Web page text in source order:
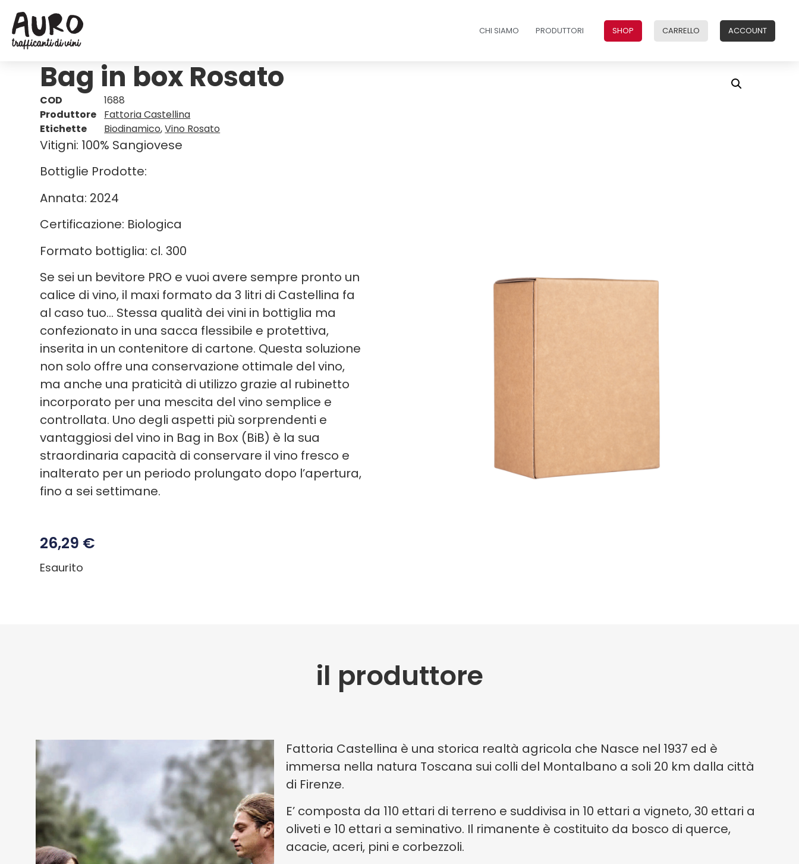
CHI SIAMO PRODUTTORI SHOP CARRELLO ACCOUNT
Bag in box Rosato
COD
1688
Produttore
Fattoria Castellina
Etichette
Biodinamico,Vino Rosato
Vitigni: 100% Sangiovese
Bottiglie Prodotte:
Annata: 2024
Certificazione: Biologica
Formato bottiglia: cl. 300
Se sei un bevitore PRO e vuoi avere sempre pronto un
calice di vino, il maxi formato da 3 litri di Castellina fa
al caso tuo… Stessa qualità dei vini in bottiglia ma
confezionato in una sacca flessibile e protettiva,
inserita in un contenitore di cartone. Questa soluzione
non solo offre una conservazione ottimale del vino,
ma anche una praticità di utilizzo grazie al rubinetto
incorporato per una mescita del vino semplice e
controllata. Uno degli aspetti più sorprendenti e
vantaggiosi del vino in Bag in Box (BiB) è la sua
straordinaria capacità di conservare il vino fresco e
inalterato per un periodo prolungato dopo l’apertura,
fino a sei settimane.
26,29 €
Esaurito
il produttore
Fattoria Castellina è una storica realtà agricola che Nasce nel 1937 ed è
immersa nella natura Toscana sui colli del Montalbano a soli 20 km dalla città
di Firenze.
E’ composta da 110 ettari di terreno e suddivisa in 10 ettari a vigneto, 30 ettari a
oliveti e 10 ettari a seminativo. Il rimanente è costituito da bosco di querce,
acacie, aceri, pini e corbezzoli.